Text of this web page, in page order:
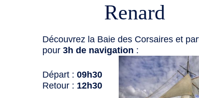
Renard
Découvrez la Baie des Corsaires et
pour 3h de navigation :
Départ : 09h30
Retour : 12h30